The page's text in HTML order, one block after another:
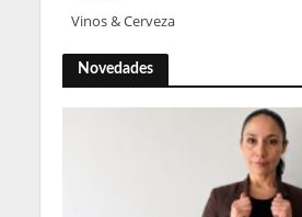
Vinos & Cerveza
Novedades